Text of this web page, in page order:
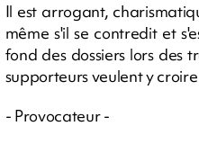
Il est arrogant,
même s'il se contredit et
fond des dossiers lors des
supporteurs veulent y
- Provocateur -